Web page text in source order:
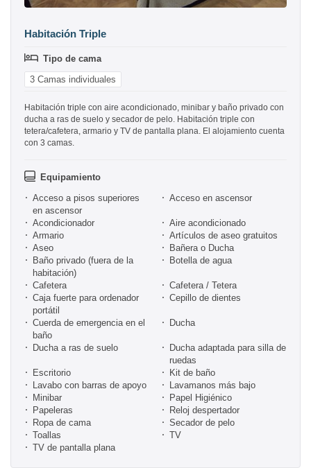
Habitación Triple
Tipo de cama
3 Camas individuales
Habitación triple con aire acondicionado, minibar y baño privado con
ducha a ras de suelo y secador de pelo. Habitación triple con
tetera/cafetera, armario y TV de pantalla plana. El alojamiento cuenta
con 3 camas.
Equipamiento
Acceso a pisos superiores
en ascensor
Acceso en ascensor
Acondicionador
Aire acondicionado
Armario
Artículos de aseo gratuitos
Aseo
Bañera o Ducha
Baño privado (fuera de la
habitación)
Botella de agua
Cafetera
Cafetera / Tetera
Caja fuerte para ordenador
portátil
Cepillo de dientes
Cuerda de emergencia en el
baño
Ducha
Ducha a ras de suelo
Ducha adaptada para silla de
ruedas
Escritorio
Kit de baño
Lavabo con barras de apoyo
Lavamanos más bajo
Minibar
Papel Higiénico
Papeleras
Reloj despertador
Ropa de cama
Secador de pelo
Toallas
TV
TV de pantalla plana